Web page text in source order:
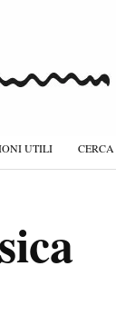
UTILI CERCA